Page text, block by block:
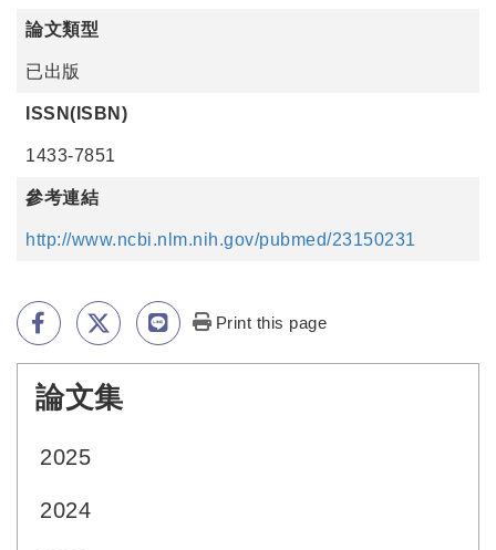
論文類型
已出版
ISSN(ISBN)
1433-7851
參考連結
http://www.ncbi.nlm.nih.gov/pubmed/23150231
Print this page
論文集
2025
2024